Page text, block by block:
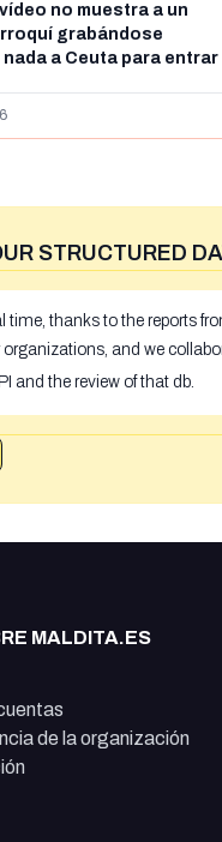
no muestra a un
grabándose
a Ceuta para entrar
de Ceuta y el autor lo
STRUCTURED
time, thanks to the reports
and we
and the review of that db.
MALDITA.ES
de la organización